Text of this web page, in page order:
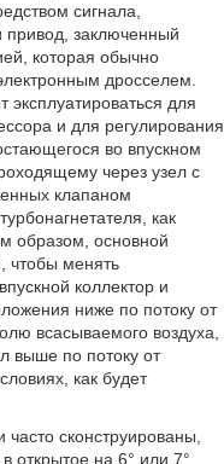
сигнала,
привод, заключенный
которая обычно
дросселем.
для
и для регулирования
во впускном
через узел с
клапаном
как
образом, основной
чтобы менять
коллектор и
ниже по потоку от
всасываемого воздуха,
выше по потоку от
как будет
сконструированы,
открытое на 6° или 7°